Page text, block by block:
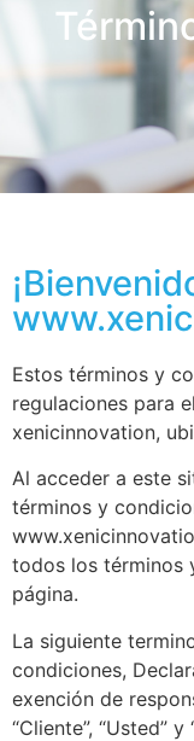
Estos términos y
regulaciones para
xenicinnovation,
Al acceder a este
términos y
todos los términos
página.
La siguiente
condiciones,
exención de
“Cliente”, “Usted”